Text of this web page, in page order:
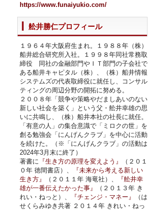
https://www.funaiyukio.com/
舩井勝仁プロフィール
１９６４年大阪府生まれ。１９８８年（株）
船井総合研究所入社。１９９８年同社常務取
締役 同社の金融部門やＩＴ部門の子会社で
ある船井キャピタル（株）、（株）船井情報
システムズの代表取締役に就任し、コンサル
ティングの周辺分野の開拓に努める。
２００８年「競争や策略やだましあいのない
新しい社会を築く」という父・舩井幸雄の思
いに共鳴し、（株）船井本社の社長に就任。
「有意の人」の集合意識で「ミロクの世」を
創る勉強会「にんげんクラブ」を中心に活動
を続けた。（※「にんげんクラブ」の活動は
2024年3月末に終了）
著書に 『生き方の原理を変えよう』
（２０１
０年 徳間書店）、
『未来から考える新しい
生き方』
（２０１１年 海竜社）、
『舩井幸
雄が一番伝えたかった事』
（２０１３年 き
れい・ねっと）、
『チェンジ・マネー』
（は
せくらみゆき共著 ２０１４年 きれい・ねっ